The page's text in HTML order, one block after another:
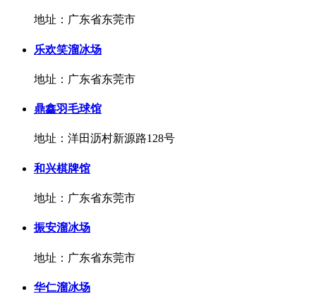
地址：广东省东莞市
乐欢笑溜冰场
地址：广东省东莞市
鼎鑫羽毛球馆
地址：洋田沥村新源路128号
和兴棋牌馆
地址：广东省东莞市
振安溜冰场
地址：广东省东莞市
华仁溜冰场